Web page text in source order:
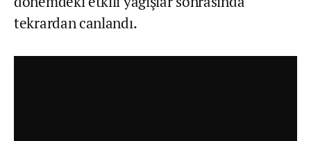
tekrardan canlandı.